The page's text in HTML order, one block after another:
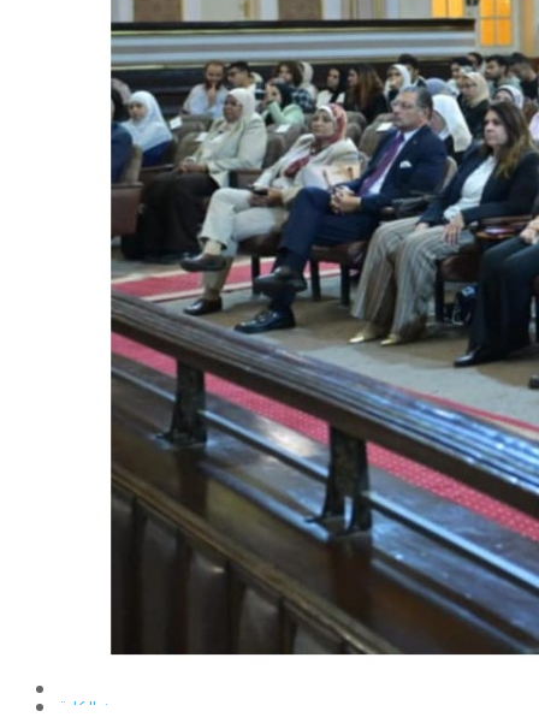
الأقسام العلمية
الإجتماع الريفي والإرشاد الزراعي
الأراضى
الإقتصاد الزراعى
الألـــبان
أمراض النبات
الإنتاج الحيواني
بساتين الزينة
بساتين الفاكهة
الحشرات الإقتصادية والمبيدات
الحيوان والنيماتولوجيا الزراعية
الخضر
الصناعات الغذائية
الكيميـــاء الحيوية
النبات الزراعى
المحاصيل
الميكروبيولوجيا الزراعية
الهندسة الزراعية
الوراثة
البرامج التعليمية
برامج اللغة العربية
برامج اللغة الانجليزية
عن الكلية